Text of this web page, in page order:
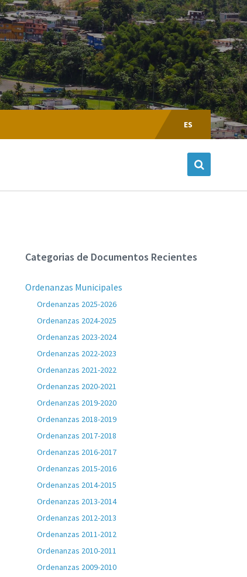
Escoger
Lenguaje:
ES
Categorias de Documentos Recientes
Ordenanzas Municipales
Ordenanzas 2025-2026
Ordenanzas 2024-2025
Ordenanzas 2023-2024
Ordenanzas 2022-2023
Ordenanzas 2021-2022
Ordenanzas 2020-2021
Ordenanzas 2019-2020
Ordenanzas 2018-2019
Ordenanzas 2017-2018
Ordenanzas 2016-2017
Ordenanzas 2015-2016
Ordenanzas 2014-2015
Ordenanzas 2013-2014
Ordenanzas 2012-2013
Ordenanzas 2011-2012
Ordenanzas 2010-2011
Ordenanzas 2009-2010